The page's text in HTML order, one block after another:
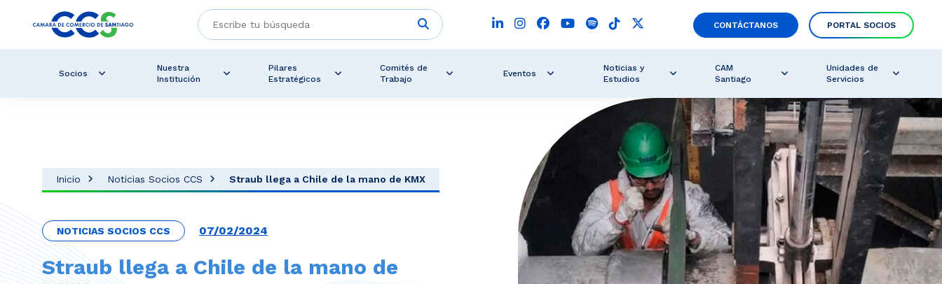
CONTÁCTANOS PORTAL SOCIOS
Socios
Nuestra
Institución
Pilares
Estratégicos
Comités de
Trabajo
Eventos
Noticias y
Estudios
CAM
Santiago
Unidades de
Servicios
Inicio Noticias Socios CCS Straub llega a Chile de la mano de KMX
NOTICIAS SOCIOS CCS 07/02/2024
Straub llega a Chile de la mano de